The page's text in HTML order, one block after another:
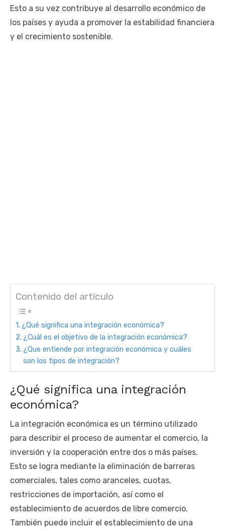
Esto a su vez contribuye al desarrollo económico de
los países y ayuda a promover la estabilidad financiera
y el crecimiento sostenible.
Contenido del artículo
¿Qué significa una integración económica?
¿Cuál es el objetivo de la integración económica?
¿Que entiende por integración económica y cuáles
son los tipos de integración?
¿Qué significa una integración
económica?
La integración económica es un término utilizado
para describir el proceso de aumentar el comercio, la
inversión y la cooperación entre dos o más países.
Esto se logra mediante la eliminación de barreras
comerciales, tales como aranceles, cuotas,
restricciones de importación, así como el
establecimiento de acuerdos de libre comercio.
También puede incluir el establecimiento de una